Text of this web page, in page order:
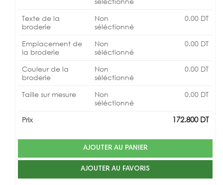
Texte de la
broderie
Non
séléctionné
0.00 DT
Emplacement de
la broderie
Non
séléctionné
0.00 DT
Couleur de la
broderie
Non
séléctionné
0.00 DT
Taille sur mesure
Non
séléctionné
0.00 DT
Prix 172.800DT
AJOUTER AU PANIER
AJOUTER AU FAVORIS